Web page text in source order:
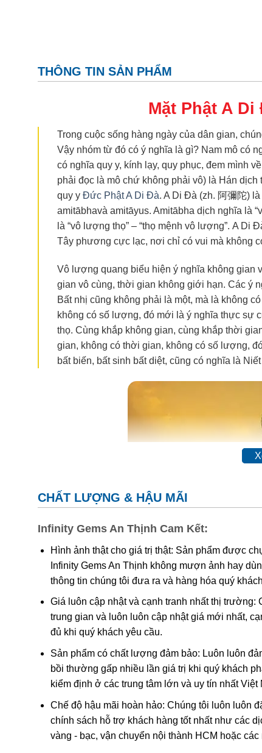
THÔNG TIN SẢN PHẨM
Mặt Phật A
Trong cuộc sống hàng ngày của dân gian,
Vậy nhóm từ đó có ý nghĩa là gì? Nam mô có
có nghĩa quy y, kính lạy, quy phục, đem mình
phải đọc là mô chứ không phải vô) là Hán
quy y Đức Phật A Di Đà. A Di Đà (zh. 阿彌陀)
amitābhavà amitāyus. Amitābha dịch nghĩa là
là “vô lượng thọ” – “thọ mệnh vô lượng”. A
Tây phương cực lạc, nơi chỉ có vui mà không
Vô lượng quang biểu hiện ý nghĩa không gian
gian vô cùng, thời gian không giới hạn. Các ý
Bất nhị cũng không phải là một, mà là không
không có số lượng, đó mới là ý nghĩa thực sự
thọ. Cùng khắp không gian, cùng khắp thời
gian, không có thời gian, không có số lượng,
bất biến, bất sinh bất diệt, cũng có nghĩa là
cực lạc, nơi
Ý NGHĨA khi sử dụng phật bản mệnh
Phật A Di Đà là vị phật xuất hiện và được tôn
của sự từ bi và trí tuệ.
CHẤT LƯỢNG & HẬU MÃI
Infinity Gems An Thịnh Cam Kết:
Hình ảnh thật cho giá trị thật: Sản phẩm được
Infinity Gems An Thịnh không mượn ảnh hay
thông tin chúng tôi đưa ra và hàng hóa quý
Giá luôn cập nhật và cạnh tranh nhất thị trường:
trung gian và luôn luôn cập nhật giá mới nhất,
đủ khi quý khách yêu cầu.
Sản phẩm có chất lượng đảm bảo: Luôn luôn
bồi thường gấp nhiều lần giá trị khi quý khách
kiểm định ở các trung tâm lớn và uy tín nhất
Chế độ hậu mãi hoàn hảo: Chúng tôi luôn luôn
chính sách hỗ trợ khách hàng tốt nhất như các
vàng - bạc, vận chuyển nội thành HCM hoặc